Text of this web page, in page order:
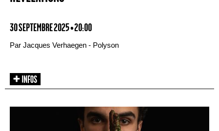
30 SEPTEMBRE 2025 • 20:00
Par Jacques Verhaegen - Polyson